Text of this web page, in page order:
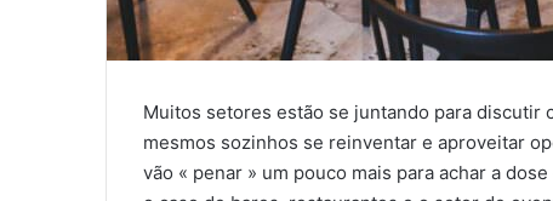
Muitos setores estão se juntando para discutir
mesmos sozinhos se reinventar e aproveitar
vão « penar » um pouco mais para achar a